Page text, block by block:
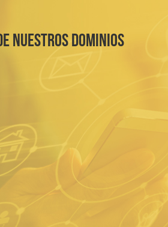
nuestros dominios